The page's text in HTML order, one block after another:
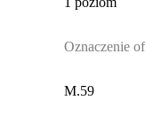
Oznaczenie
M.59